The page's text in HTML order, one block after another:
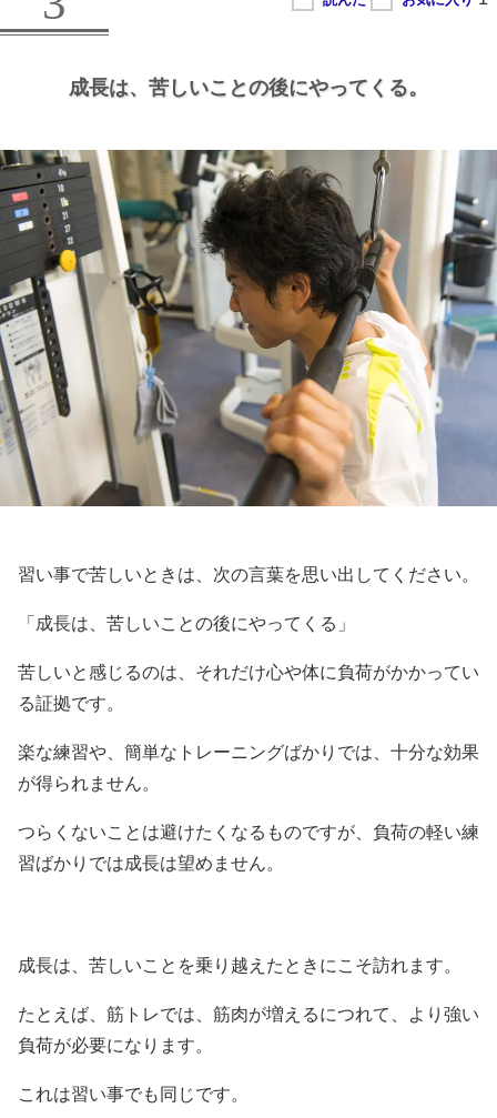
成長は、 苦しいことの後にやってくる。
習い事で苦しいときは、次の言葉を思い出してください。
「成長は、苦しいことの後にやってくる」
苦しいと感じるのは、それだけ心や体に負荷がかかってい
る証拠です。
楽な練習や、簡単なトレーニングばかりでは、十分な効果
が得られません。
つらくないことは避けたくなるものですが、負荷の軽い練
習ばかりでは成長は望めません。
成長は、苦しいことを乗り越えたときにこそ訪れます。
たとえば、筋トレでは、筋肉が増えるにつれて、より強い
負荷が必要になります。
これは習い事でも同じです。